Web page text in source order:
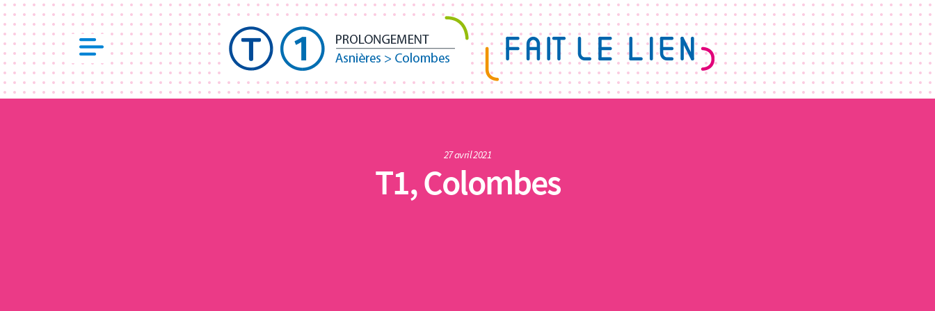
27 avril 2021
T1, Colombes